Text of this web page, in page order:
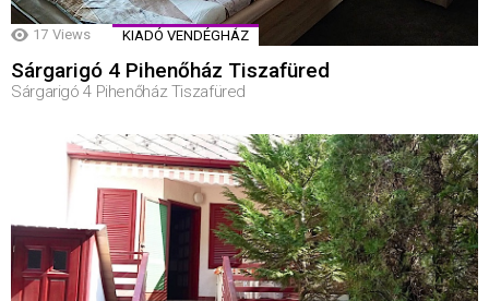
17 Views KIADÓ VENDÉGHÁZ
Sárgarigó 4 Pihenőház Tiszafüred
Sárgarigó 4 Pihenőház Tiszafüred